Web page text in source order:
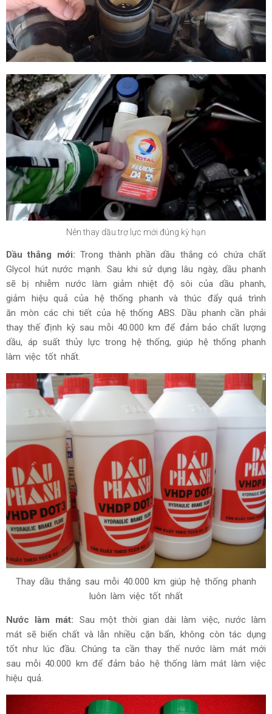
Nên thay dầu trợ lực mới đúng kỳ hạn
Dầu thắng mới: Trong thành phần dầu thắng có chứa chất
Glycol hút nước mạnh. Sau khi sử dụng lâu ngày, dầu phanh
sẽ bị nhiễm nước làm giảm nhiệt độ sôi của dầu phanh,
giảm hiệu quả của hệ thống phanh và thúc đẩy quá trình
ăn mòn các chi tiết của hệ thống ABS. Dầu phanh cần phải
thay thế định kỳ sau mỗi 40.000 km để đảm bảo chất lượng
dầu, áp suất thủy lực trong hệ thống, giúp hệ thống phanh
làm việc tốt nhất.
Thay dầu thắng sau mỗi 40.000 km giúp hệ thống phanh
luôn làm việc tốt nhất
Nước làm mát: Sau một thời gian dài làm việc, nước làm
mát sẽ biến chất và lẫn nhiều cặn bẩn, không còn tác dụng
tốt như lúc đầu. Chúng ta cần thay thế nước làm mát mới
sau mỗi 40.000 km để đảm bảo hệ thống làm mát làm việc
hiệu quả.